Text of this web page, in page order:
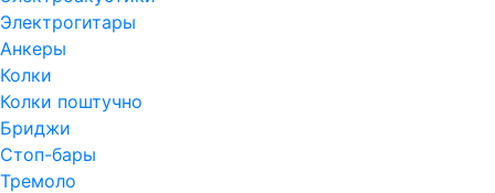
Электрогитары
Анкеры
Колки
Колки поштучно
Бриджи
Стоп-бары
Тремоло